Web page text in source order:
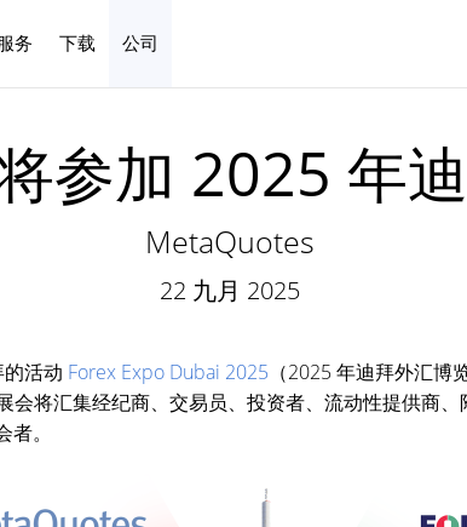
务 下载 公司
参加 2025 年
MetaQuotes
22 九月 2025
活动 Forex Expo Dubai 2025 （2025 年迪拜外汇
会将汇集经纪商、交易员、投资者、流动性提供商
。